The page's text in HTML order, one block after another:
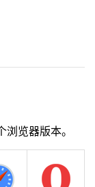
览器版本。